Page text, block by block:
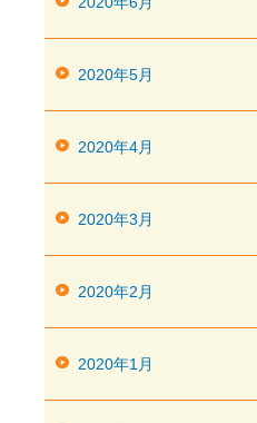
2020年5月
2020年4月
2020年3月
2020年2月
2020年1月